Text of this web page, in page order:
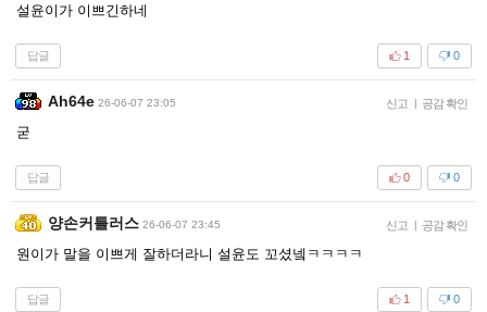
설윤이가 이쁘긴하네
답글 0
1
Ah64e 26-06-07 23:05 신고 | 공감 확인
굳
답글 0
0
양손커틀러스 26-06-07 23:45 신고 | 공감 확인
원이가 말을 이쁘게 잘하더라니 설윤도 꼬셨넼ㅋㅋㅋㅋ
답글 0
1